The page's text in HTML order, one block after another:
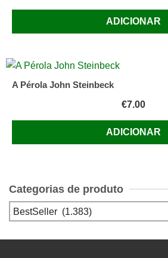
ADICIONAR
A Pérola John Steinbeck
€7.00
ADICIONAR
Categorias de produto